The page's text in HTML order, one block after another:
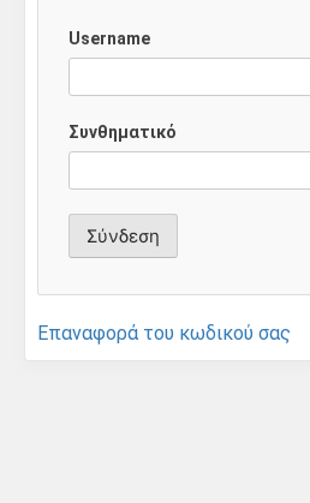
Username
Συνθηματικό
Επαναφορά του κωδικού σας